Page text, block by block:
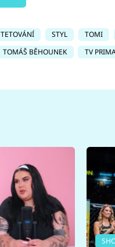
TETOVÁNÍ STYL TOMI
TOMÁŠ BĚHOUNEK TV